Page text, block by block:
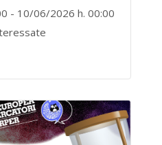
- 10/06/2026 h. 00:00